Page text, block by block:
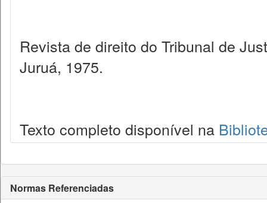
Revista de direito do Tribunal de
Juruá, 1975.
Texto completo disponível na
Normas Referenciadas